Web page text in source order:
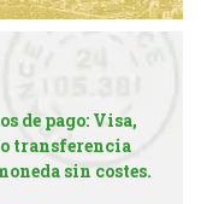
de pago: Visa,
transferencia
sin costes.